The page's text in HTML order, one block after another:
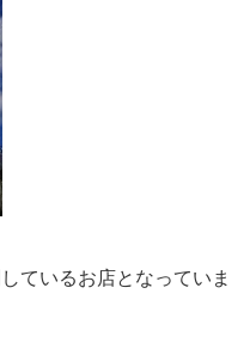
ているお店となっていま